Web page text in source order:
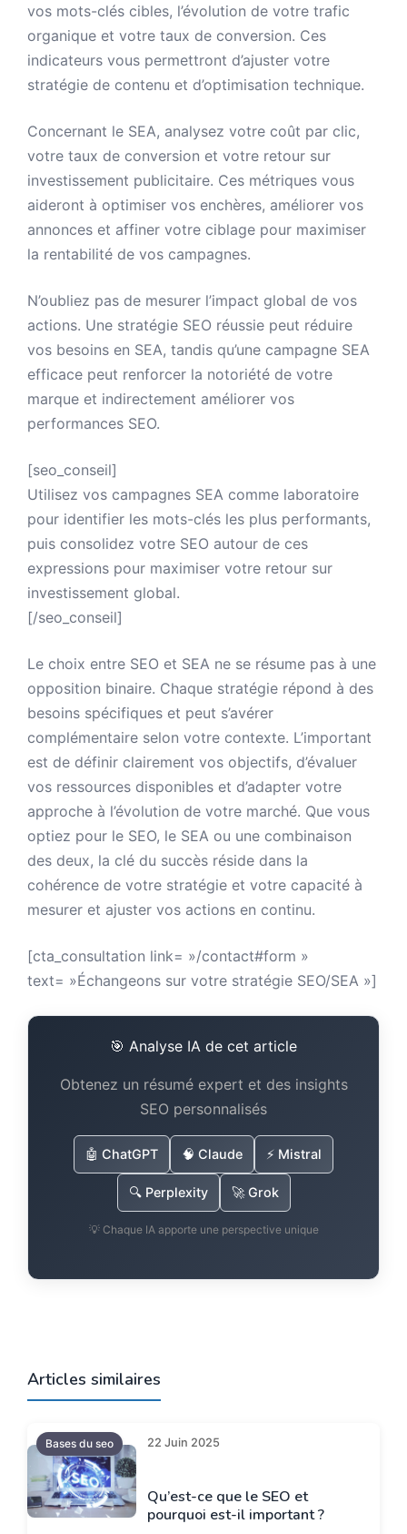
vos mots-clés cibles, l’évolution de votre trafic
organique et votre taux de conversion. Ces
indicateurs vous permettront d’ajuster votre
stratégie de contenu et d’optimisation technique.
Concernant le SEA, analysez votre coût par clic,
votre taux de conversion et votre retour sur
investissement publicitaire. Ces métriques vous
aideront à optimiser vos enchères, améliorer vos
annonces et affiner votre ciblage pour maximiser
la rentabilité de vos campagnes.
N’oubliez pas de mesurer l’impact global de vos
actions. Une stratégie SEO réussie peut réduire
vos besoins en SEA, tandis qu’une campagne SEA
efficace peut renforcer la notoriété de votre
marque et indirectement améliorer vos
performances SEO.
[seo_conseil]
Utilisez vos campagnes SEA comme laboratoire
pour identifier les mots-clés les plus performants,
puis consolidez votre SEO autour de ces
expressions pour maximiser votre retour sur
investissement global.
[/seo_conseil]
Le choix entre SEO et SEA ne se résume pas à une
opposition binaire. Chaque stratégie répond à des
besoins spécifiques et peut s’avérer
complémentaire selon votre contexte. L’important
est de définir clairement vos objectifs, d’évaluer
vos ressources disponibles et d’adapter votre
approche à l’évolution de votre marché. Que vous
optiez pour le SEO, le SEA ou une combinaison
des deux, la clé du succès réside dans la
cohérence de votre stratégie et votre capacité à
mesurer et ajuster vos actions en continu.
[cta_consultation link= »/contact#form »
text= »Échangeons sur votre stratégie SEO/SEA »]
🎯 Analyse IA de cet article
Obtenez un résumé expert et des insights
SEO personnalisés
🤖 ChatGPT 🧠 Claude ⚡ Mistral
🔍 Perplexity 🚀 GrokTwitter de Damien
💡 Chaque IA apporte une perspective unique
Articles similaires
Bases du seo 22 Juin 2025
Qu’est-ce que le SEO et
pourquoi est-il important ?